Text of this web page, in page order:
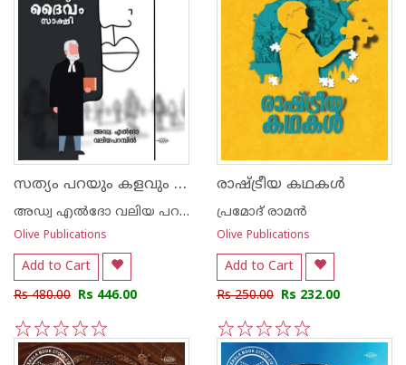
സത്യം പറയും കളവും പറയും ദൈവം സാക്ഷി
അഡ്വ എല്‍ദോ വലിയ പറമ്പില്‍
Olive Publications
Add to Cart
Rs 480.00 Rs 446.00
5
4
3
2
1
രാഷ്ട്രീയ കഥകള്‍
പ്രമോദ് രാമന്‍
Olive Publications
Add to Cart
Rs 250.00 Rs 232.00
5
4
3
2
1